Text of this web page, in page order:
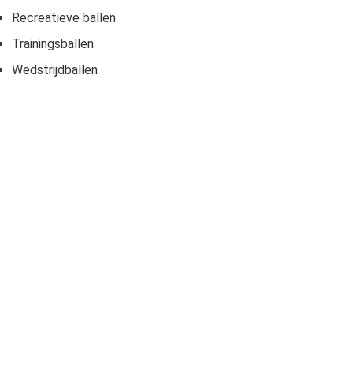
Recreatieve ballen
Trainingsballen
Wedstrijdballen